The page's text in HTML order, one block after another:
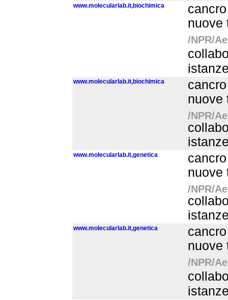
www.molecularlab.it,biochimica
nuove
/NPR/
www.molecularlab.it,biochimica
nuove
/NPR/
www.molecularlab.it,genetica
nuove
/NPR/
www.molecularlab.it,genetica
nuove
/NPR/